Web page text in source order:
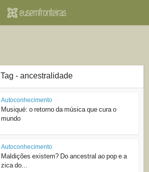
Tag - ancestralidade
Autoconhecimento
Musiqué: o retorno da música que cura o
mundo
Autoconhecimento
Maldições existem? Do ancestral ao pop e a
zica do...